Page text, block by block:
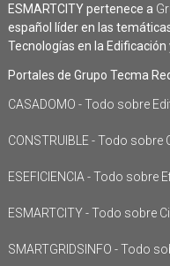
ESMARTCITY pertenece a
español líder en las
Tecnologías en la Edificación
Portales de Grupo Tecma
CASADOMO - Todo sobre
CONSTRUIBLE - Todo
ESEFICIENCIA - Todo sobre
ESMARTCITY - Todo sobre
SMARTGRIDSINFO - Todo